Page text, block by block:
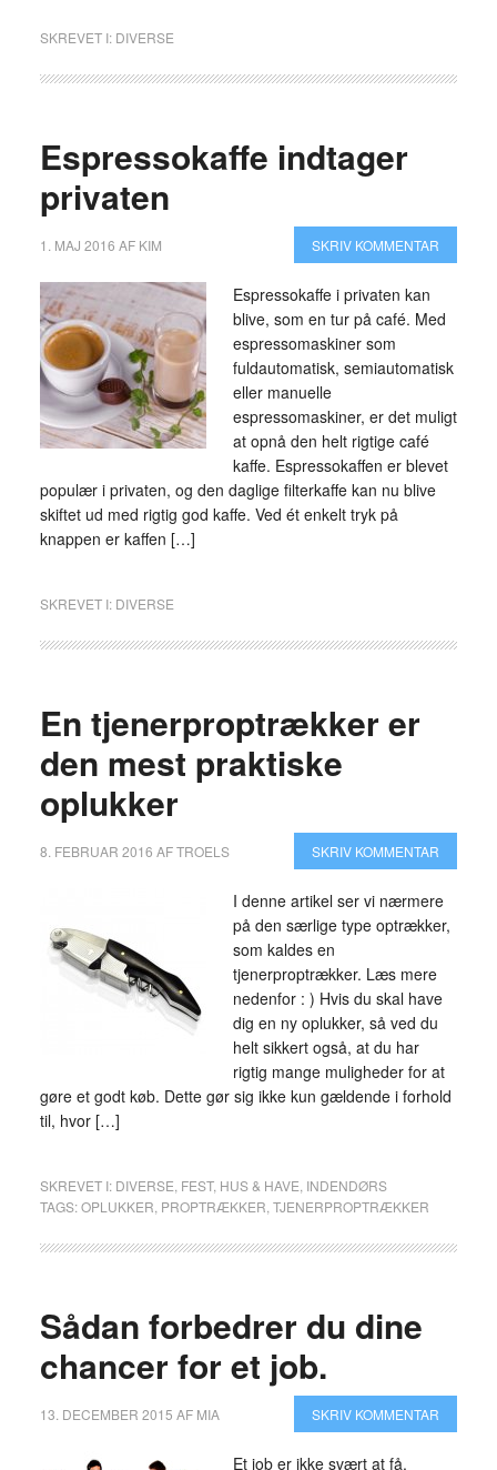
SKREVET I: DIVERSE
Espressokaffe indtager
privaten
1. MAJ 2016 AF KIM SKRIV KOMMENTAR
Espressokaffe i privaten kan
blive, som en tur på café. Med
espressomaskiner som
fuldautomatisk, semiautomatisk
eller manuelle
espressomaskiner, er det muligt
at opnå den helt rigtige café
kaffe. Espressokaffen er blevet
populær i privaten, og den daglige filterkaffe kan nu blive
skiftet ud med rigtig god kaffe. Ved ét enkelt tryk på
knappen er kaffen […]
SKREVET I: DIVERSE
En tjenerproptrækker er
den mest praktiske
oplukker
8. FEBRUAR 2016 AFTROELS SKRIV KOMMENTAR
I denne artikel ser vi nærmere
på den særlige type optrækker,
som kaldes en
tjenerproptrækker. Læs mere
nedenfor : ) Hvis du skal have
dig en ny oplukker, så ved du
helt sikkert også, at du har
rigtig mange muligheder for at
gøre et godt køb. Dette gør sig ikke kun gældende i forhold
til, hvor […]
SKREVET I: DIVERSE FEST, HUS & HAVE INDENDØRS
TAGS:OPLUKKER PROPTRÆKKER TJENERPROPTRÆKKER
Sådan forbedrer du dine
chancer for et job.
13. DECEMBER 2015 AF MIA SKRIV KOMMENTAR
Et job er ikke svært at få,